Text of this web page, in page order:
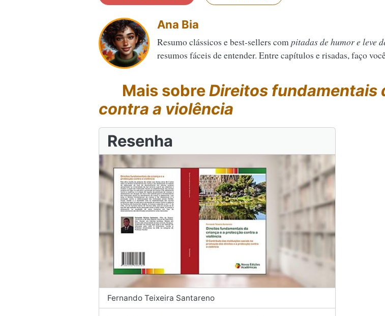
Ana Bia
Resumo clássicos e best-sellers compitadas de humor e leve
resumos fáceis de entender. Entre capítulos e risadas, faço
Mais sobreDireitos fundamentais
contra a violência
Resenha
Fernando Teixeira Santareno